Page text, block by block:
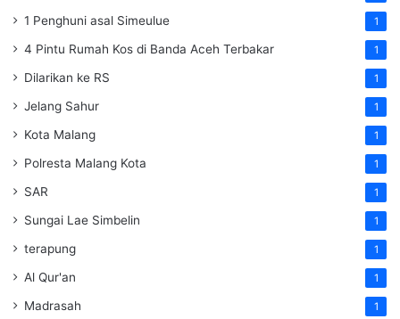
1 Penghuni asal Simeulue 1
4 Pintu Rumah Kos di Banda Aceh Terbakar 1
Dilarikan ke RS 1
Jelang Sahur 1
Kota Malang 1
Polresta Malang Kota 1
SAR 1
Sungai Lae Simbelin 1
terapung 1
Al Qur'an 1
Madrasah 1